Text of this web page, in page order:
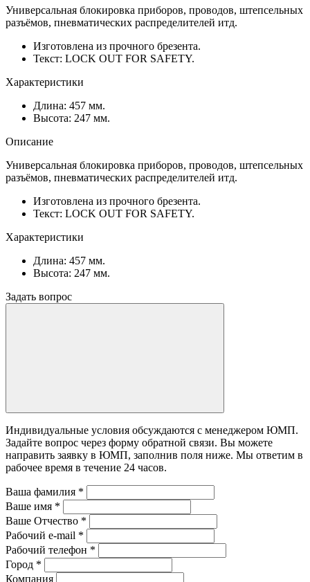
Универсальная блокировка приборов, проводов, штепсельных
разъёмов, пневматических распределителей итд.
Изготовлена из прочного брезента.
Текст: LOCK OUT FOR SAFETY.
Характеристики
Длина: 457 мм.
Высота: 247 мм.
Описание
Универсальная блокировка приборов, проводов, штепсельных
разъёмов, пневматических распределителей итд.
Изготовлена из прочного брезента.
Текст: LOCK OUT FOR SAFETY.
Характеристики
Длина: 457 мм.
Высота: 247 мм.
Задать вопрос
Индивидуальные условия обсуждаются с менеджером ЮМП.
Задайте вопрос через форму обратной связи. Вы можете
направить заявку в ЮМП, заполнив поля ниже. Mы ответим в
рабочее время в течение 24 часов.
Ваша фамилия *
Ваше имя *
Ваше Отчество *
Рабочий e-mail *
Рабочий телефон *
Город *
Компания